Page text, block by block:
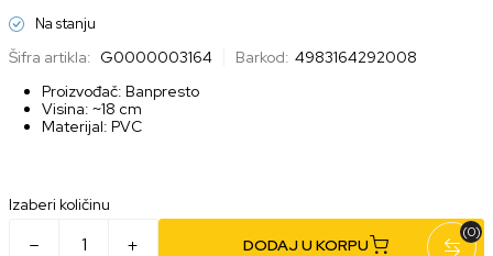
Na stanju
Šifra artikla: G0000003164 Barkod: 4983164292008
Proizvođač: Banpresto
Visina: ~18 cm
Materijal: PVC
Izaberi količinu
DODAJ U KORPU
(0)